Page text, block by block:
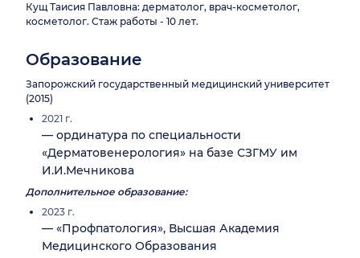
Кущ Таисия Павловна: дерматолог, врач-косметолог,
косметолог. Стаж работы - 10 лет.
Образование
Запорожский государственный медицинский университет
(2015)
2021 г.
— ординатура по специальности
«Дерматовенерология» на базе СЗГМУ им
И.И.Мечникова
Дополнительное образование:
2023 г.
— «Профпатология», Высшая Академия
Медицинского Образования